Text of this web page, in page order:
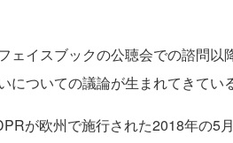
ェイスブックの公聴会での諮問以
についての議論が生まれてきている
が欧州で施行された2018年の5